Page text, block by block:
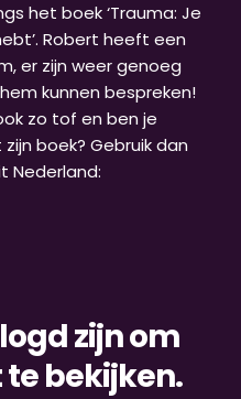
het boek ‘Trauma: Je
Robert heeft een
er zijn weer genoeg
kunnen bespreken!
zo tof en ben je
boek? Gebruik dan
Nederland:
zijn om
bekijken.